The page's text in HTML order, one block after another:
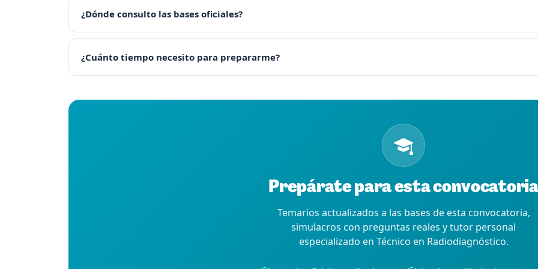
¿Dónde consulto las bases oficiales?
¿Cuánto tiempo necesito para prepararme?
Prepárate para esta convocatoria
Temarios actualizados a las bases de esta convocatoria,
simulacros con preguntas reales y tutor personal
especializado en Técnico en Radiodiagnóstico.